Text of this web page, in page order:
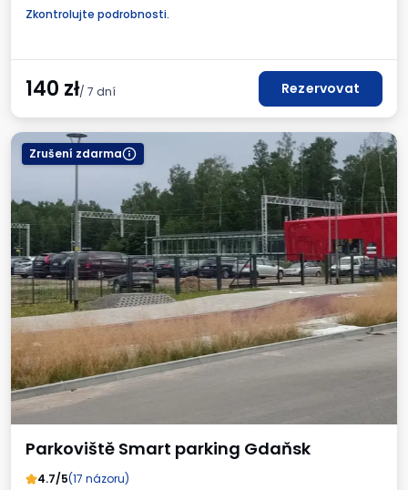
Zkontrolujte podrobnosti.
140 zł/ 7 dní Rezervovat
Zrušení zdarma
Parkoviště Smart parking Gdaňsk
4.7/5(17 názoru)